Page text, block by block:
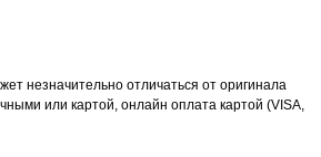
незначительно отличаться от оригинала
или картой, онлайн оплата картой (VISA,